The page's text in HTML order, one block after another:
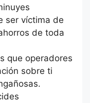
ser víctima de
de toda
que operadores
sobre ti